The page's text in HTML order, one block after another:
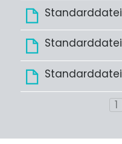
Standarddatei
Standarddatei
Standarddatei
1